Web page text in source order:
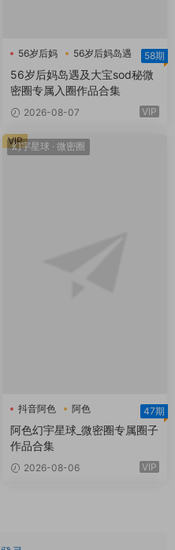
56岁后妈
56岁后妈岛遇
大宝sod秘
58期
56岁后妈岛遇及大宝sod秘微
密圈专属入圈作品合集
2026-08-07 VIP
幻宇星球 · 微密圈
抖音阿色
阿色
阿色幻宇星球
47期
阿色幻宇星球_微密圈专属圈子
作品合集
2026-08-06 VIP
VIP